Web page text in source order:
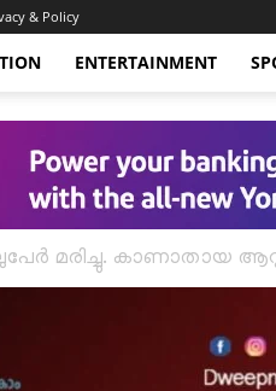
& Policy
ENTERTAINMENT
മരിച്ചു. കാണാതായ